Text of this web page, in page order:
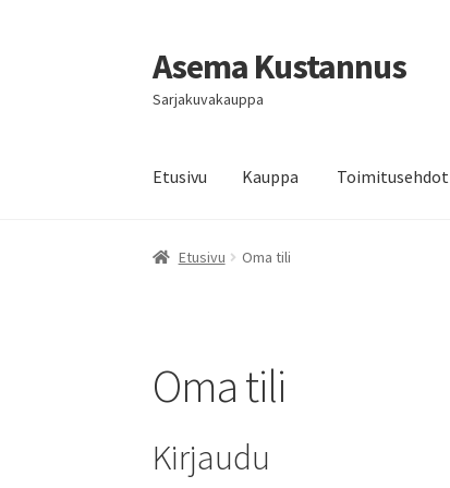
Siirry
navigointiin
Siirry
sisältöön
Asema Kustannus
Sarjakuvakauppa
Etusivu Kauppa Toimitusehdot
Etusivu Oma tili
Oma tili
Kirjaudu